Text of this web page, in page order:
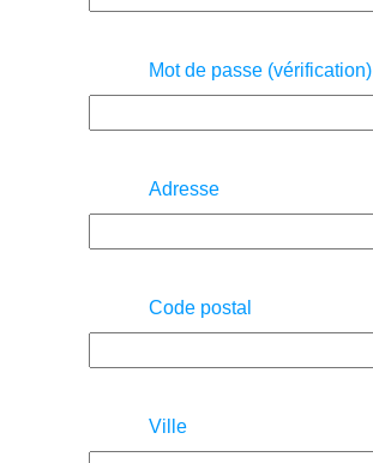
Mot de passe (vérification)
Adresse
Code postal
Ville